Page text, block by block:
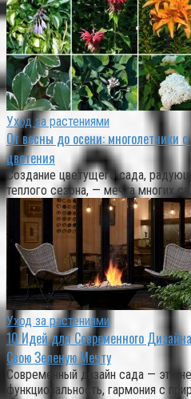
Уход за растениями
От весны до осени: многолетники
цветения
Создание цветущего сада,
теплого сезона, — мечта многих
Уход за растениями
10 Идей для Современного
Свою Зеленую Мечту
Современный дизайн сада — это
функциональность, гармония с